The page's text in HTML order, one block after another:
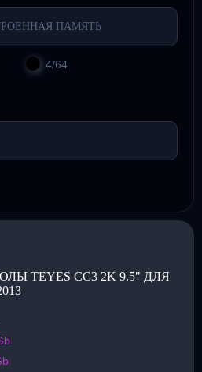
ПАМЯТЬ
4/64
TEYES CC3 2K 9.5" ДЛЯ